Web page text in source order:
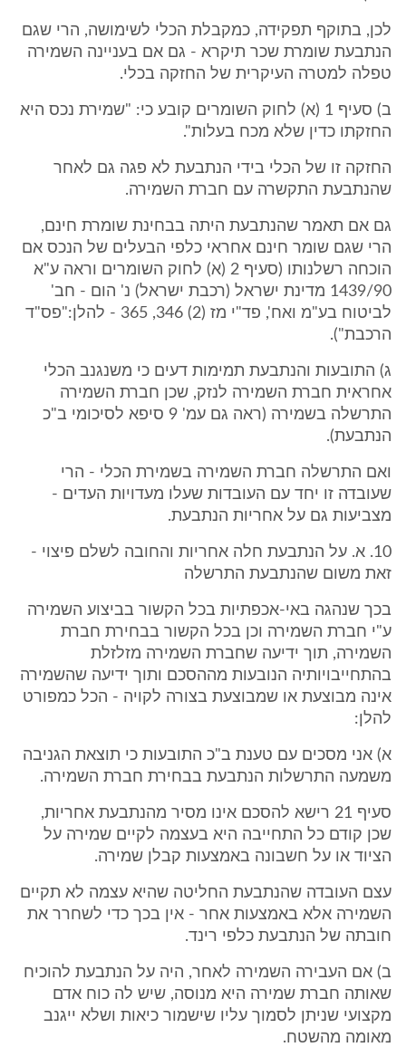
לכן, בתוקף תפקידה, כמקבלת הכלי לשימושה, הרי שגם
הנתבעת שומרת שכר תיקרא - גם אם בעניינה השמירה
טפלה למטרה העיקרית של החזקה בכלי.
ב) סעיף 1 (א) לחוק השומרים קובע כי: "שמירת נכס היא
החזקתו כדין שלא מכח בעלות".
החזקה זו של הכלי בידי הנתבעת לא פגה גם לאחר
שהנתבעת התקשרה עם חברת השמירה.
גם אם תאמר שהנתבעת היתה בבחינת שומרת חינם,
הרי שגם שומר חינם אחראי כלפי הבעלים של הנכס אם
הוכחה רשלנותו (סעיף 2 (א) לחוק השומרים וראה ע"א
1439/90 מדינת ישראל (רכבת ישראל) נ' הום - חב'
לביטוח בע"מ ואח', פד"י מז (2) 346, 365 - להלן:"פס"ד
הרכבת").
ג) התובעות והנתבעת תמימות דעים כי משנגנב הכלי
אחראית חברת השמירה לנזק, שכן חברת השמירה
התרשלה בשמירה (ראה גם עמ' 9 סיפא לסיכומי ב"כ
הנתבעת).
ואם התרשלה חברת השמירה בשמירת הכלי - הרי
שעובדה זו יחד עם העובדות שעלו מעדויות העדים -
מצביעות גם על אחריות הנתבעת.
10. א. על הנתבעת חלה אחריות והחובה לשלם פיצוי -
זאת משום שהנתבעת התרשלה
בכך שנהגה באי-אכפתיות בכל הקשור בביצוע השמירה
ע"י חברת השמירה וכן בכל הקשור בבחירת חברת
השמירה, תוך ידיעה שחברת השמירה מזלזלת
בהתחייבויותיה הנובעות מההסכם ותוך ידיעה שהשמירה
אינה מבוצעת או שמבוצעת בצורה לקויה - הכל כמפורט
להלן:
א) אני מסכים עם טענת ב"כ התובעות כי תוצאת הגניבה
משמעה התרשלות הנתבעת בבחירת חברת השמירה.
סעיף 21 רישא להסכם אינו מסיר מהנתבעת אחריות,
שכן קודם כל התחייבה היא בעצמה לקיים שמירה על
הציוד או על חשבונה באמצעות קבלן שמירה.
עצם העובדה שהנתבעת החליטה שהיא עצמה לא תקיים
השמירה אלא באמצעות אחר - אין בכך כדי לשחרר את
חובתה של הנתבעת כלפי רינד.
ב) אם העבירה השמירה לאחר, היה על הנתבעת להוכיח
שאותה חברת שמירה היא מנוסה, שיש לה כוח אדם
מקצועי שניתן לסמוך עליו שישמור כיאות ושלא ייגנב
מאומה מהשטח.